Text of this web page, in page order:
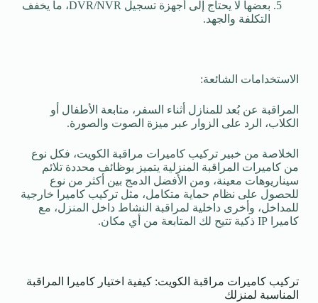
بعضها لا يحتاج إلى أجهزة تسجيل DVR/NVR، ما يخفف
التكلفة والجهد.
الاستخدامات الشائعة:
المراقبة عن بُعد للمنازل أثناء السفر، متابعة الأطفال أو
الكلاب، الرد على الزوار عبر ميزة الصوت والصورة.
الخلاصة من خبير تركيب كاميرات مراقبة الكويت، فكل نوع
من كاميرات المراقبة المنزلية يتميز بوظائف محددة تلائم
سيناريوهات معينة، ومن الأفضل الدمج بين أكثر من نوع
للحصول على نظام حماية متكامل، مثل تركيب كاميرا خارجية
للمداخل، وأخرى داخلية لمراقبة النشاط داخل المنزل، مع
كاميرا IP ذكية تتيح لك المتابعة من أي مكان.
تركيب كاميرات مراقبة الكويت: كيفية اختيار كاميرا المراقبة
المناسبة لمنزلك